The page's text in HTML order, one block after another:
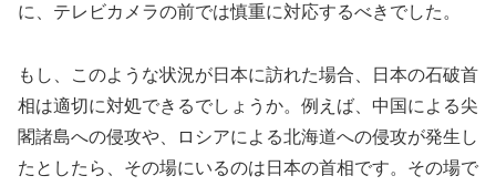
に、テレビカメラの前では慎重に対応するべきでした。
もし、このような状況が日本に訪れた場合、日本の石破首
相は適切に対処できるでしょうか。例えば、中国による尖
閣諸島への侵攻や、ロシアによる北海道への侵攻が発生し
たとしたら、その場にいるのは日本の首相です。その場で